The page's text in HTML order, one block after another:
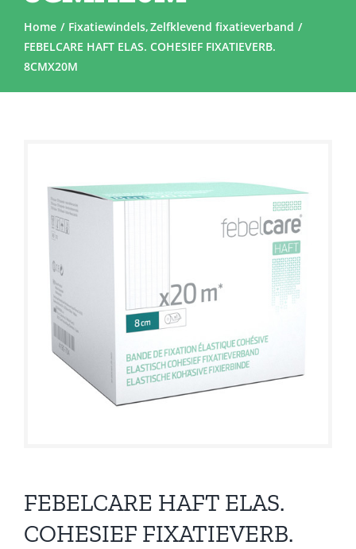
Home Fixatiewindels Zelfklevend fixatieverband
FEBELCARE HAFT ELAS. COHESIEF FIXATIEVERB.
8CMX20M
FEBELCARE HAFT ELAS.
COHESIEF FIXATIEVERB.